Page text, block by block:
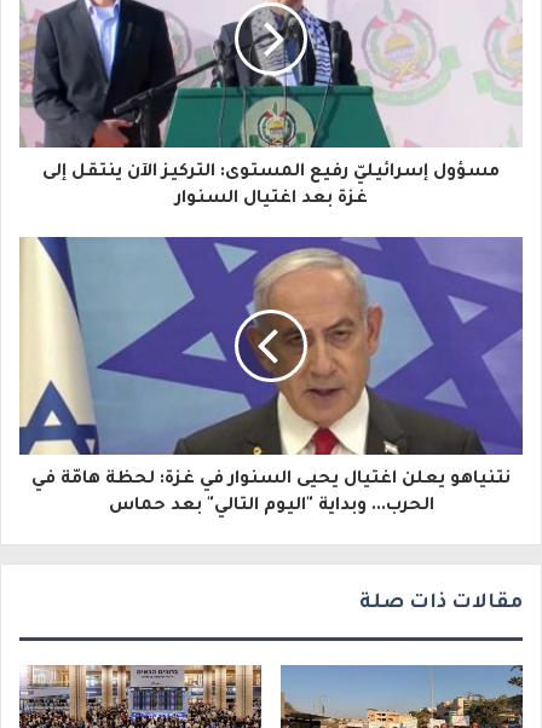
ي
د
ك
ا
إ
مسؤول إسرائيليّ رفيع المستوى: التركيز الآن ينتقل إلى
غزة بعد اغتيال السنوار
نتنياهو يعلن اغتيال يحيى السنوار في غزة: لحظة هامّة في
الحرب... وبداية "اليوم التالي" بعد حماس
مقالات ذات صلة